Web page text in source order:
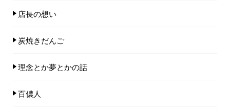
店長の想い
炭焼きだんご
理念とか夢とかの話
百儂人